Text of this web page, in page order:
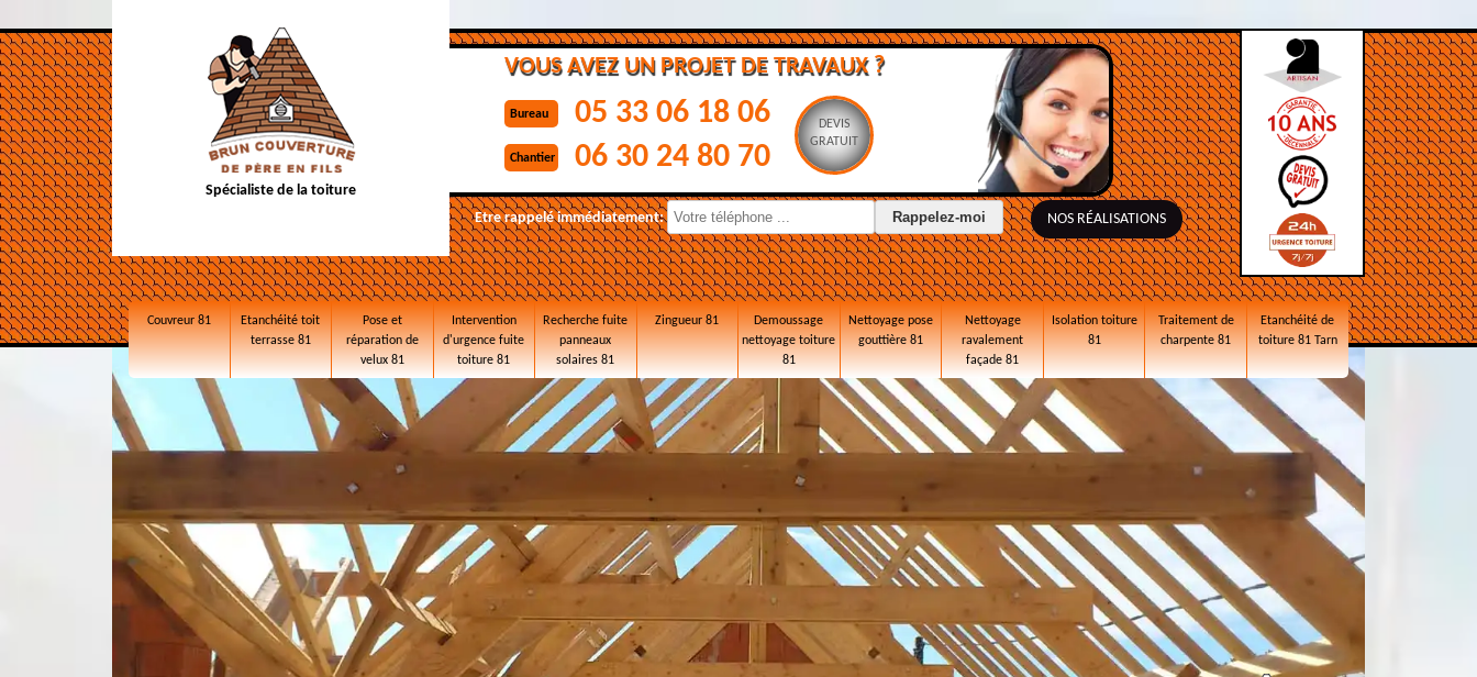
Spécialiste de la toiture
VOUS AVEZ UN PROJET DE TRAVAUX ?
Bureau 05 33 06 18 06
Chantier 06 30 24 80 70
DEVIS
GRATUIT
Etre rappelé immédiatement: NOS RÉALISATIONS
Couvreur 81
Etanchéité toit
terrasse 81
Pose et
réparation de
velux 81
Intervention
d'urgence fuite
toiture 81
Recherche fuite
panneaux
solaires 81
Zingueur 81
Demoussage
nettoyage toiture
81
Nettoyage pose
gouttière 81
Nettoyage
ravalement
façade 81
Isolation toiture
81
Traitement de
charpente 81
Etanchéité de
toiture 81 Tarn